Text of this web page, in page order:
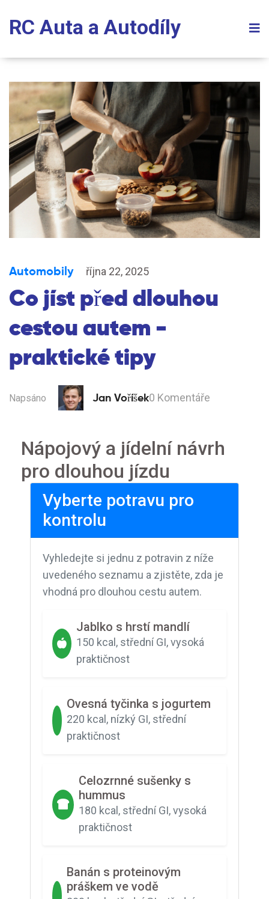
RC Auta a Autodíly
Automobily října 22, 2025
Co jíst před dlouhou
cestou autem -
praktické tipy
Napsáno Jan Voříšek0 Komentáře
Nápojový a jídelní návrh
pro dlouhou jízdu
Vyberte potravu pro
kontrolu
Vyhledejte si jednu z potravin z níže
uvedeného seznamu a zjistěte, zda je
vhodná pro dlouhou cestu autem.
Jablko s hrstí mandlí
150 kcal, střední GI, vysoká
praktičnost
Ovesná tyčinka s jogurtem
220 kcal, nízký GI, střední
praktičnost
Celozrnné sušenky s
hummus
180 kcal, střední GI, vysoká
praktičnost
Banán s proteinovým
práškem ve vodě